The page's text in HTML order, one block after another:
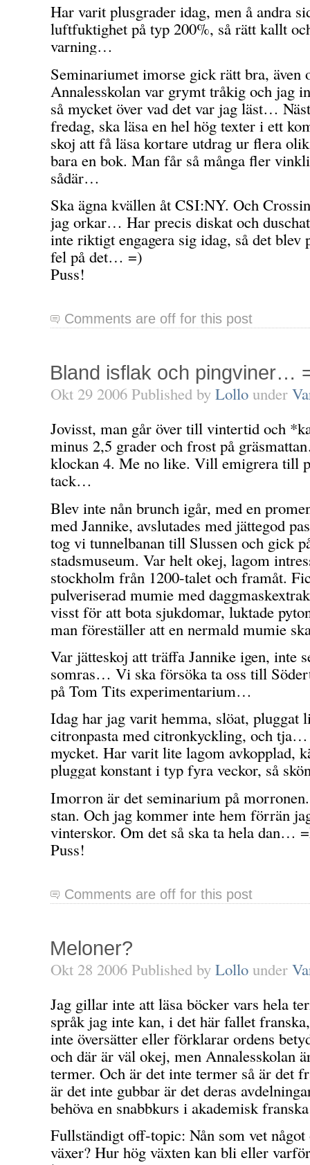
Har varit plusgrader idag, men å andra
luftfuktighet på typ 200%, så rätt kallt
varning…
Seminariumet imorse gick rätt bra, även
Annalesskolan var grymt tråkig och jag
så mycket över vad det var jag läst…
fredag, ska läsa en hel hög texter i ett
skoj att få läsa kortare utdrag ur flera
bara en bok. Man får så många fler
sådär…
Ska ägna kvällen åt CSI:NY. Och
jag orkar… Har precis diskat och
inte riktigt engagera sig idag, så det
fel på det… =)
Puss!
Comments are off for this post
Bland isflak och pingviner…
Okt 29 2006 Published by Lollo under
Jovisst, man går över till vintertid och
minus 2,5 grader och frost på
klockan 4. Me no like. Vill emigrera till
tack…
Blev inte nån brunch igår, med en
med Jannike, avslutades med jättegod
tog vi tunnelbanan till Slussen och gick
stadsmuseum. Var helt okej, lagom
stockholm från 1200-talet och framåt.
pulveriserad mumie med
visst för att bota sjukdomar, luktade
man föreställer att en nermald mumie
Var jätteskoj att träffa Jannike igen, inte
somras… Vi ska försöka ta oss till
på Tom Tits experimentarium…
Idag har jag varit hemma, slöat, pluggat
citronpasta med citronkyckling, och tja…
mycket. Har varit lite lagom avkopplad,
pluggat konstant i typ fyra veckor, så
Imorron är det seminarium på
stan. Och jag kommer inte hem förrän
vinterskor. Om det så ska ta hela dan…
Puss!
Comments are off for this post
Meloner?
Okt 28 2006 Published by Lollo under
Jag gillar inte att läsa böcker vars hela
språk jag inte kan, i det här fallet
inte översätter eller förklarar ordens
och där är väl okej, men Annalesskolan
termer. Och är det inte termer så är det
är det inte gubbar är det deras
behöva en snabbkurs i akademisk
Fullständigt off-topic: Nån som vet
växer? Hur hög växten kan bli eller